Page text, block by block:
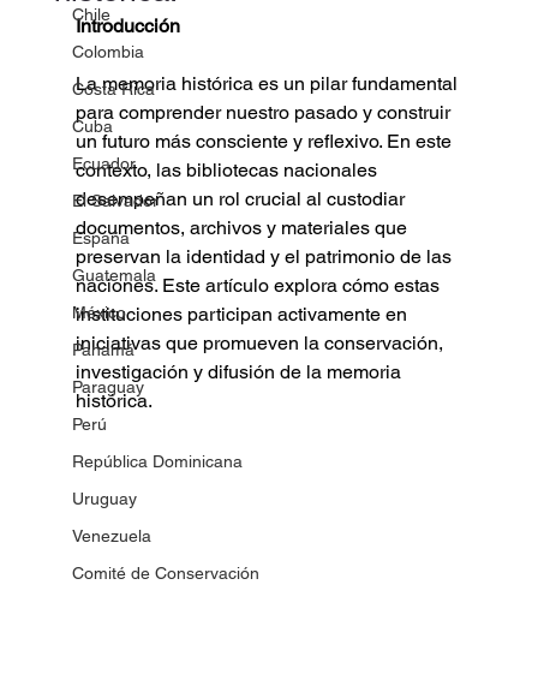
Chile
Colombia
Costa Rica
Cuba
Ecuador
El Salvador
España
Guatemala
México
Panamá
Paraguay
Perú
República Dominicana
Uruguay
Venezuela
Comité de Conservación
Introducción
La memoria histórica es un pilar fundamental
para comprender nuestro pasado y construir
un futuro más consciente y reflexivo. En este
contexto, las bibliotecas nacionales
desempeñan un rol crucial al custodiar
documentos, archivos y materiales que
preservan la identidad y el patrimonio de las
naciones. Este artículo explora cómo estas
instituciones participan activamente en
iniciativas que promueven la conservación,
investigación y difusión de la memoria
histórica.